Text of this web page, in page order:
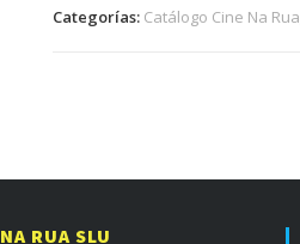
Categorías: Catálogo Cine Na Rua
RUA SLU